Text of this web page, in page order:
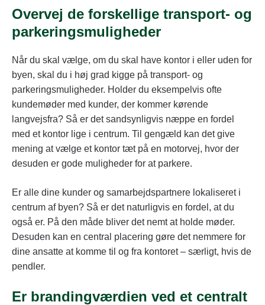
Overvej de forskellige transport- og
parkeringsmuligheder
Når du skal vælge, om du skal have kontor i eller uden for
byen, skal du i høj grad kigge på transport- og
parkeringsmuligheder. Holder du eksempelvis ofte
kundemøder med kunder, der kommer kørende
langvejsfra? Så er det sandsynligvis næppe en fordel
med et kontor lige i centrum. Til gengæld kan det give
mening at vælge et kontor tæt på en motorvej, hvor der
desuden er gode muligheder for at parkere.
Er alle dine kunder og samarbejdspartnere lokaliseret i
centrum af byen? Så er det naturligvis en fordel, at du
også er. På den måde bliver det nemt at holde møder.
Desuden kan en central placering gøre det nemmere for
dine ansatte at komme til og fra kontoret – særligt, hvis de
pendler.
Er brandingværdien ved et centralt